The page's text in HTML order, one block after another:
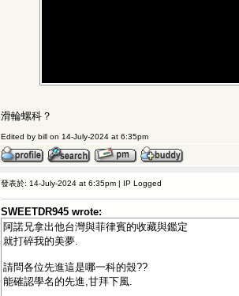
滑輪螺科？
Edited by bill on 14-July-2024 at 6:35pm
發表於: 14-July-2024 at 6:35pm | IP Logged
SWEETDR945 wrote:
阿諾兄拿出他台灣與菲律賓的收藏與鑑定
就打碎我的美夢.
請問各位先進這是哪一科的殼??
能確認學名的先進,甘拜下風.